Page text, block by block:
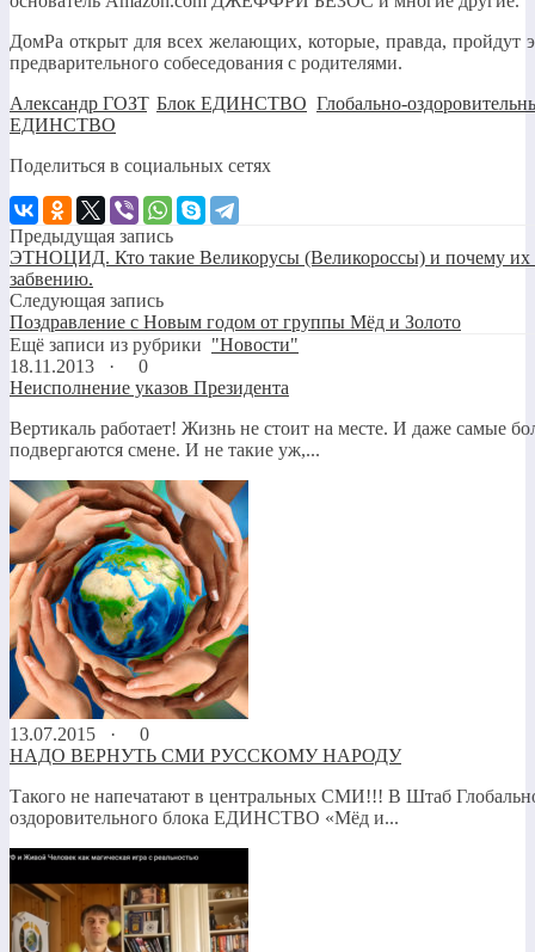
ДомРа открыт для всех желающих, которые, правда, пройдут
предварительного собеседования с родителями.
Александр ГОЗТ, Блок ЕДИНСТВО Глобально-
ЕДИНСТВО
Поделиться в социальных сетях
Предыдущая запись
ЭТНОЦИД. Кто такие Великорусы (Великороссы) и почему их
забвению.
Следующая запись
Поздравление с Новым годом от группы Мёд и Золото
Ещё записи из рубрики "Новости"
18.11.2013 ·
0
Неисполнение указов Президента
Вертикаль работает! Жизнь не стоит на месте. И даже самые
подвергаются смене. И не такие уж,...
13.07.2015 ·
0
НАДО ВЕРНУТЬ СМИ РУССКОМУ НАРОДУ
Такого не напечатают в центральных СМИ!!! В Штаб
оздоровительного блока ЕДИНСТВО «Мёд и...